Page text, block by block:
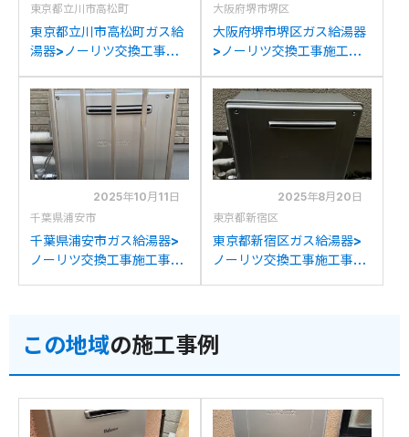
東京都立川市高松町
東京都立川市高松町ガス給
湯器>ノーリツ交換工事施
2417ARXからノーリツGT-
C2472AR BLへの交換
大阪府堺市堺区
大阪府堺市堺区ガス給湯器
>ノーリツ交換工事施工事
2450SARXからノーリツ
GT-C2472AR BLへの交換
2025年10月11日
千葉県浦安市
千葉県浦安市ガス給湯器>
ノーリツ交換工事施工事
換
2025年8月20日
東京都新宿区
東京都新宿区ガス給湯器>
ノーリツ交換工事施工事
交換
この地域の施工事例